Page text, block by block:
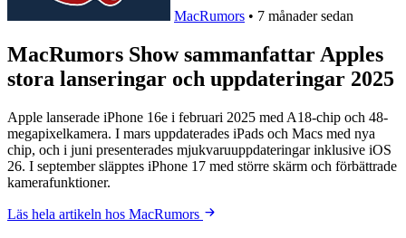
MacRumors • 7 månader sedan
MacRumors Show sammanfattar Apples
stora lanseringar och uppdateringar 2025
Apple lanserade iPhone 16e i februari 2025 med A18-chip och 48-
megapixelkamera. I mars uppdaterades iPads och Macs med nya
chip, och i juni presenterades mjukvaruuppdateringar inklusive iOS
26. I september släpptes iPhone 17 med större skärm och förbättrade
kamerafunktioner.
Läs hela artikeln hos MacRumors